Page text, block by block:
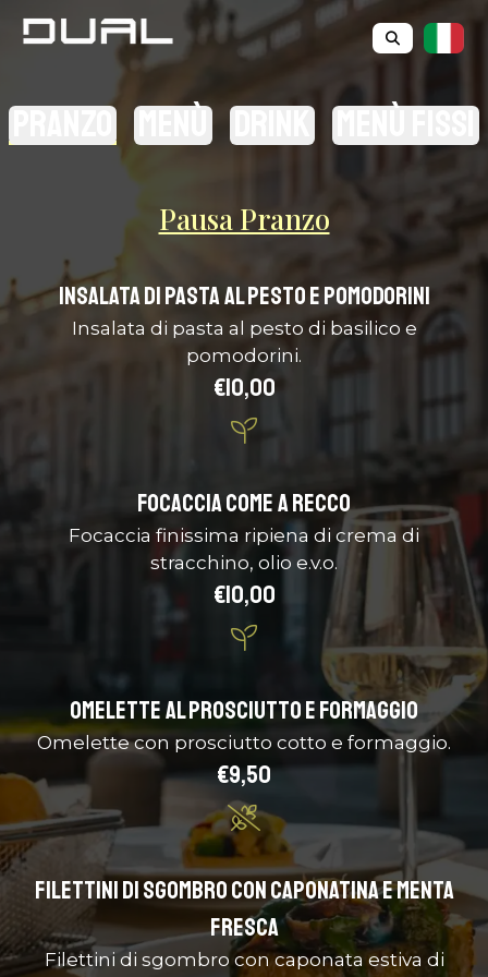
Pausa Pranzo
Insalata di pasta al pesto e pomodorini
Insalata di pasta al pesto di basilico e
pomodorini.
€10,00
Focaccia come a Recco
Focaccia finissima ripiena di crema di
stracchino, olio e.v.o.
€10,00
Omelette al prosciutto e formaggio
Omelette con prosciutto cotto e formaggio.
€9,50
Filettini di sgombro con caponatina e menta
fresca
Filettini di sgombro con caponata estiva di